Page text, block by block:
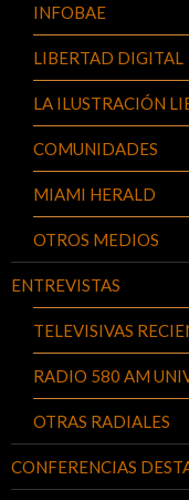
INFOBAE
LIBERTAD DIGITAL
LA ILUSTRACIÓN
COMUNIDADES
MIAMI HERALD
OTROS MEDIOS
ENTREVISTAS
TELEVISIVAS
RADIO 580 AM
OTRAS RADIALES
CONFERENCIAS